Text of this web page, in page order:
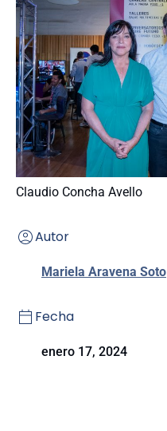
Claudio Concha Avello
Autor
Mariela Aravena Soto
Fecha
enero 17, 2024